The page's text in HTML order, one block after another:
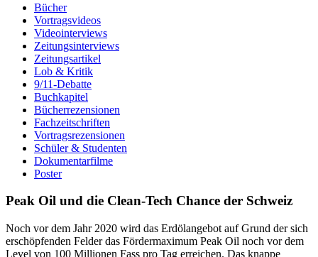
Bücher
Vortragsvideos
Videointerviews
Zeitungsinterviews
Zeitungsartikel
Lob & Kritik
9/11-Debatte
Buchkapitel
Bücherrezensionen
Fachzeitschriften
Vortragsrezensionen
Schüler & Studenten
Dokumentarfilme
Poster
Peak Oil und die Clean-Tech Chance der Schweiz
Noch vor dem Jahr 2020 wird das Erdölangebot auf Grund der sich
erschöpfenden Felder das Fördermaximum Peak Oil noch vor dem
Level von 100 Millionen Fass pro Tag erreichen. Das knappe